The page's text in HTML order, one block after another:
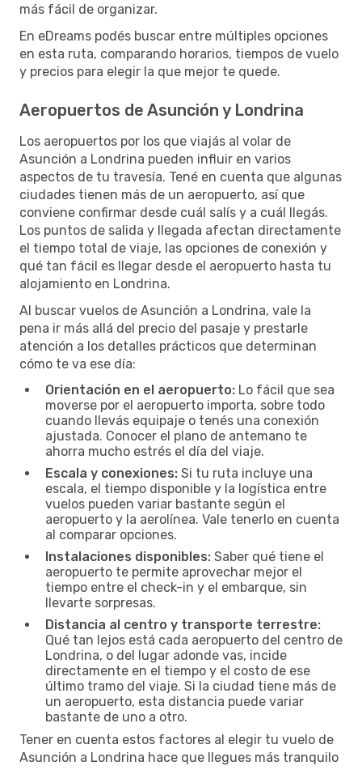
más fácil de organizar.
En eDreams podés buscar entre múltiples opciones
en esta ruta, comparando horarios, tiempos de vuelo
y precios para elegir la que mejor te quede.
Aeropuertos de Asunción y Londrina
Los aeropuertos por los que viajás al volar de
Asunción a Londrina pueden influir en varios
aspectos de tu travesía. Tené en cuenta que algunas
ciudades tienen más de un aeropuerto, así que
conviene confirmar desde cuál salís y a cuál llegás.
Los puntos de salida y llegada afectan directamente
el tiempo total de viaje, las opciones de conexión y
qué tan fácil es llegar desde el aeropuerto hasta tu
alojamiento en Londrina.
Al buscar vuelos de Asunción a Londrina, vale la
pena ir más allá del precio del pasaje y prestarle
atención a los detalles prácticos que determinan
cómo te va ese día:
Orientación en el aeropuerto: Lo fácil que sea
moverse por el aeropuerto importa, sobre todo
cuando llevás equipaje o tenés una conexión
ajustada. Conocer el plano de antemano te
ahorra mucho estrés el día del viaje.
Escala y conexiones: Si tu ruta incluye una
escala, el tiempo disponible y la logística entre
vuelos pueden variar bastante según el
aeropuerto y la aerolínea. Vale tenerlo en cuenta
al comparar opciones.
Instalaciones disponibles: Saber qué tiene el
aeropuerto te permite aprovechar mejor el
tiempo entre el check-in y el embarque, sin
llevarte sorpresas.
Distancia al centro y transporte terrestre:
Qué tan lejos está cada aeropuerto del centro de
Londrina, o del lugar adonde vas, incide
directamente en el tiempo y el costo de ese
último tramo del viaje. Si la ciudad tiene más de
un aeropuerto, esta distancia puede variar
bastante de uno a otro.
Tener en cuenta estos factores al elegir tu vuelo de
Asunción a Londrina hace que llegues más tranquilo